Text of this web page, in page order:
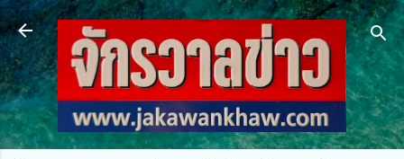
ข้ามไปที่เนื้อหาหลัก